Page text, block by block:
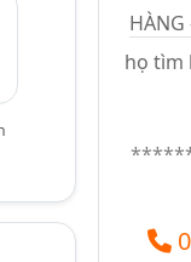
HÀNG
họ tìm